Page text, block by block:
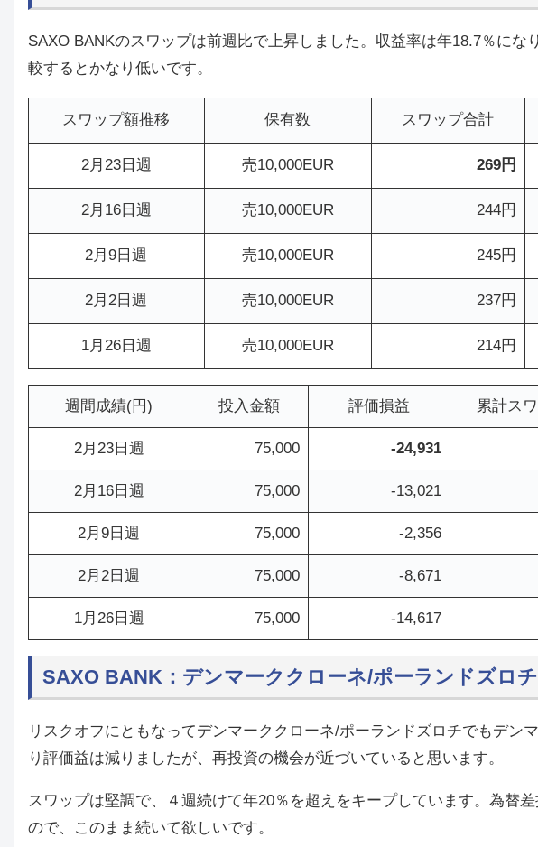
SAXO BANKのスワップは前週比で上昇しました。収益率は年18.7％にな
較するとかなり低いです。
スワップ額推移 保有数 スワップ合計
2月23日週 売10,000EUR 269円
2月16日週 売10,000EUR 244円
2月9日週 売10,000EUR 245円
2月2日週 売10,000EUR 237円
1月26日週 売10,000EUR 214円
週間成績(円) 投入金額 評価損益 累計ス
2月23日週 75,000 -24,931
2月16日週 75,000 -13,021
2月9日週 75,000 -2,356
2月2日週 75,000 -8,671
1月26日週 75,000 -14,617
SAXO BANK：デンマーククローネ/ポーランドズロチ
リスクオフにともなってデンマーククローネ/ポーランドズロチでもデン
り評価益は減りましたが、再投資の機会が近づいていると思います。
スワップは堅調で、４週続けて年20％を超えをキープしています。為替
ので、このまま続いて欲しいです。